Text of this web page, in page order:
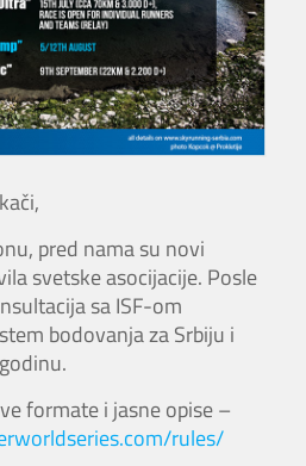
pred nama su novi
svetske asocijacije. Posle
sa ISF-om
bodovanja za Srbiju i
formate i jasne opise –
rules/